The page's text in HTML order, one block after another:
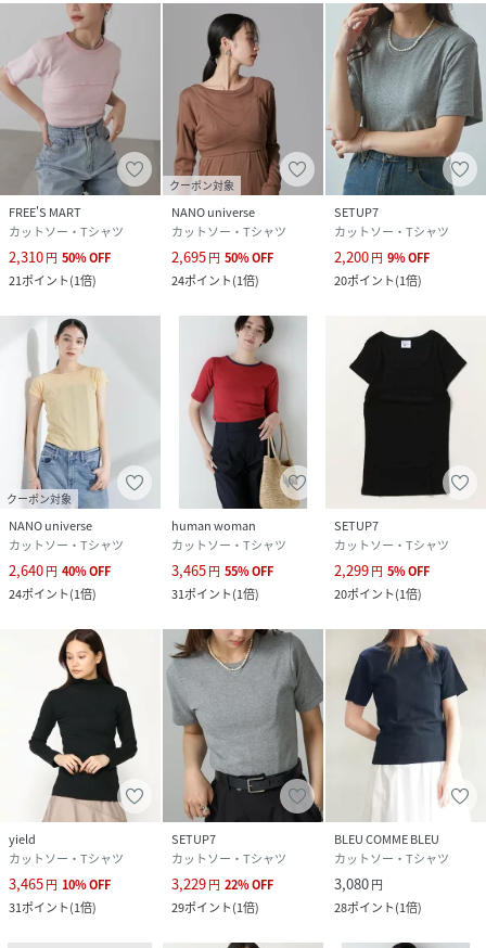
「PANELRIB」は非常に画期的な技術で、1940年代から現在
にも続くブランド地位を確立。着込むほどに馴染んでいく着
心地の良さから、そのハイクオリティな製品は長きに渡って
多くの人々に愛用されている。
-----------------------------
裏地：なし
光沢感：なし
透け感：ややあり（オフホワイトのみ）
伸縮性：あり
ボタン：なし
生地の厚さ：普通
-----------------------------
【モデル着用サイズ】
全色モデル身長：164cm骨格：ナチュラルとストレートのミ
ックス着用サイズ：F
※画像の商品はサンプルです。実際の商品と仕様、加工、サ
イズが若干異なる場合がございます。
※画像によっては実際の色味と異なる場合があります。正し
い色味は生地アップ画像をご確認ください。
原産国
ライトグレー（08）：中国｜オフホワイト
（15）：中国｜レッド系（61）：中国
素材
ライトグレー（08）：綿 53% レーヨン 47%｜
オフホワイト（15）：綿 53% レーヨン 47%｜
レッド系（61）：綿 53% レーヨン 47%
サイズ
品番
NF4675_BVM74800
BVM74800-61-099 NF4675
FREE'S MART
カットソー・Tシャツ
2,310円 50%OFF
21ポイント(1倍)
クーポン対象
NANO universe
カットソー・Tシャツ
2,695円 50%OFF
24ポイント(1倍)
SETUP7
カットソー・Tシャツ
2,200円 9%OFF
20ポイント(1倍)
クーポン対象
NANO universe
カットソー・Tシャツ
2,640円 40%OFF
24ポイント(1倍)
human woman
カットソー・Tシャツ
3,465円 55%OFF
31ポイント(1倍)
SETUP7
カットソー・Tシャツ
2,299円 5%OFF
20ポイント(1倍)
yield
カットソー・Tシャツ
3,465円 10%OFF
31ポイント(1倍)
SETUP7
カットソー・Tシャツ
3,229円 22%OFF
29ポイント(1倍)
BLEU COMME BLEU
カットソー・Tシャツ
3,080円
28ポイント(1倍)